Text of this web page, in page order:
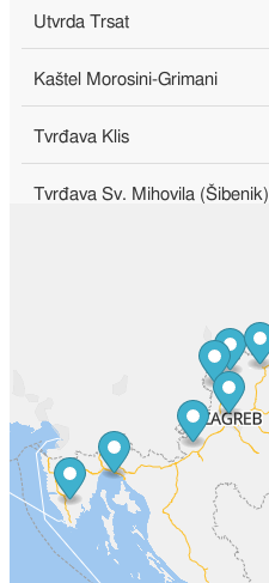
Utvrda Trsat
Kaštel Morosini-Grimani
Tvrđava Klis
Tvrđava Sv. Mihovila (Šibenik)